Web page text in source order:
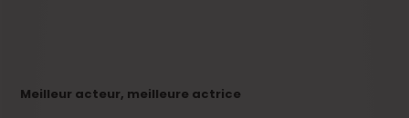
Meilleur acteur, meilleure actrice